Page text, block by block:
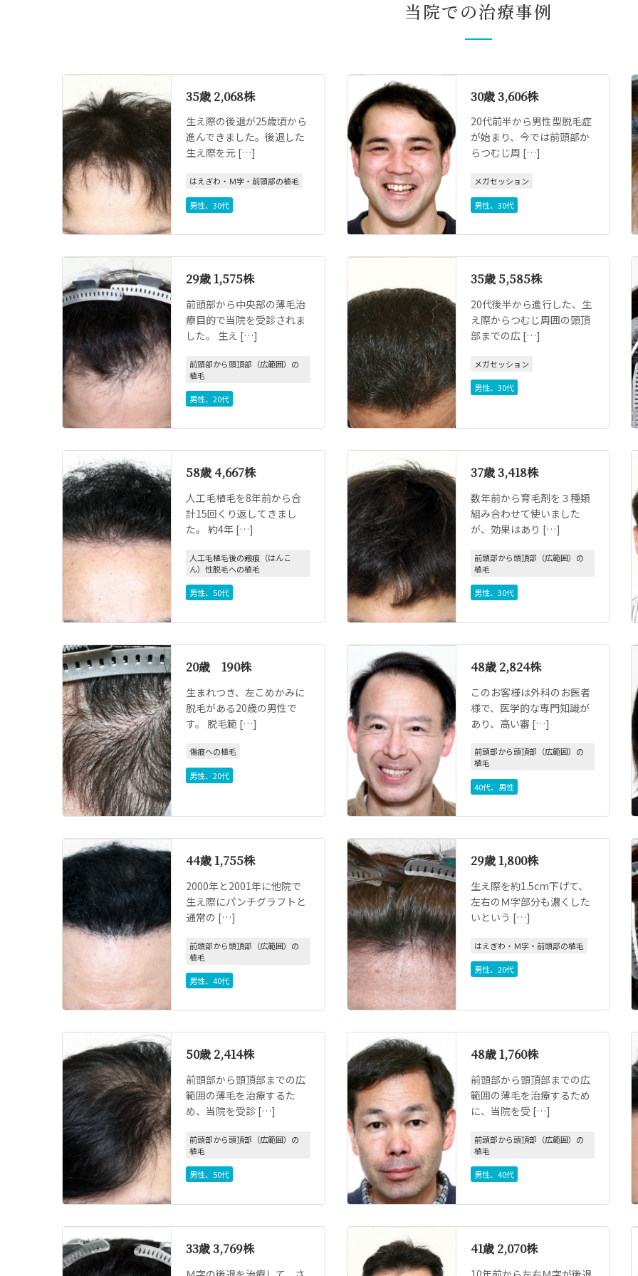
当院での治療事例
35歳 2,068株
生え際の後退が25歳頃から
進んできました。後退した
生え際を元 […]
はえぎわ・Ｍ字・前頭部の植毛
男性、30代
30歳 3,606株
20代前半から男性型脱毛症
が始まり、今では前頭部か
らつむじ周 […]
メガセッション
男性、 30代
29歳 1,575株
前頭部から中央部の薄毛治
療目的で当院を受診されま
した。 生え […]
前頭部から頭頂部（広範囲）の
植毛
男性、20代
35歳 5,585株
20代後半から進行した、生
え際からつむじ周囲の頭頂
部までの広 […]
メガセッション
男性、 30代
58歳 4,667株
人工毛植毛を8年前から合
計15回くり返してきまし
た。 約4年 […]
人工毛植毛後の瘢痕（はんこ
ん）性脱毛への植毛
男性、 50代
37歳 3,418株
数年前から育毛剤を３種類
組み合わせて使いました
が、効果はあり […]
前頭部から頭頂部（広範囲）の
植毛
男性、 30代
20歳 190株
生まれつき、左こめかみに
脱毛がある20歳の男性で
す。 脱毛範 […]
傷痕への植毛
男性、20代
48歳 2,824株
このお客様は外科のお医者
様で、医学的な専門知識が
あり、高い審 […]
前頭部から頭頂部（広範囲）の
植毛
40代、 男性
44歳 1,755株
2000年と2001年に他院で
生え際にパンチグラフトと
通常の […]
前頭部から頭頂部（広範囲）の
植毛
男性、40代
29歳 1,800株
生え際を約1.5cm下げて、
左右のＭ字部分も濃くした
いという […]
はえぎわ・Ｍ字・前頭部の植毛
男性、 20代
50歳 2,414株
前頭部から頭頂部までの広
範囲の薄毛を治療するた
め、当院を受診 […]
前頭部から頭頂部（広範囲）の
植毛
男性、 50代
48歳 1,760株
前頭部から頭頂部までの広
範囲の薄毛を治療するため
に、当院を受 […]
前頭部から頭頂部（広範囲）の
植毛
男性、 40代
33歳 3,769株 41歳 2,070株